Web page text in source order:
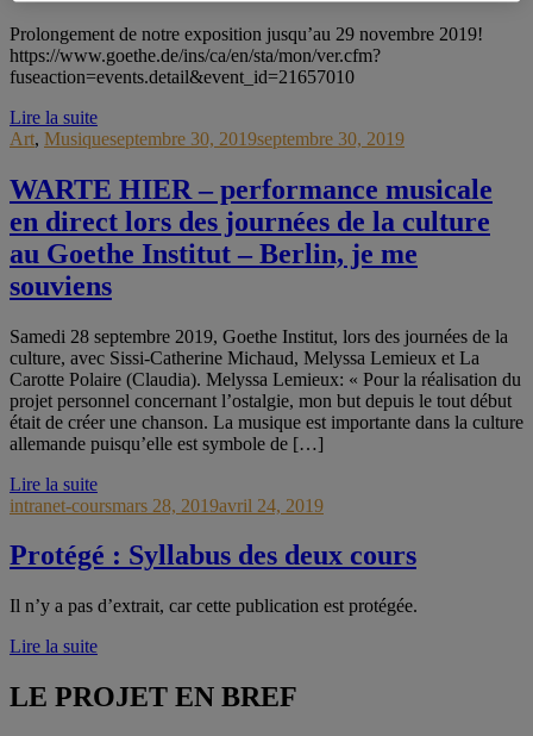
Prolongement de notre exposition jusqu’au 29 novembre 2019!
https://www.goethe.de/ins/ca/en/sta/mon/ver.cfm?
fuseaction=events.detail&event_id=21657010
Lire la suite
Art, Musiqueseptembre 30, 2019septembre 30, 2019
WARTE HIER – performance musicale
en direct lors des journées de la culture
au Goethe Institut – Berlin, je me
souviens
Samedi 28 septembre 2019, Goethe Institut, lors des journées de la
culture, avec Sissi-Catherine Michaud, Melyssa Lemieux et La
Carotte Polaire (Claudia). Melyssa Lemieux: « Pour la réalisation du
projet personnel concernant l’ostalgie, mon but depuis le tout début
était de créer une chanson. La musique est importante dans la culture
allemande puisqu’elle est symbole de […]
Lire la suite
intranet-coursmars 28, 2019avril 24, 2019
Protégé : Syllabus des deux cours
Il n’y a pas d’extrait, car cette publication est protégée.
Lire la suite
LE PROJET EN BREF